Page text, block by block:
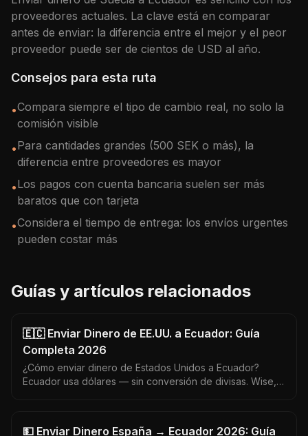
proveedores actuales. La clave está en comparar
antes de enviar: la diferencia entre el mejor y el peor
proveedor puede ser de cientos de USD al año.
Consejos para esta ruta
•Compara siempre el tipo de cambio real, no solo la
comisión visible
•Para cantidades grandes (500 SEK o más), la
diferencia entre proveedores es mayor
•Los pagos con cuenta bancaria suelen ser más
baratos que con tarjeta
•Considera el tiempo de entrega: los envíos urgentes
pueden costar más
Guías y artículos relacionados
🇪🇨 Enviar Dinero de EE.UU. a Ecuador: Guía
Completa 2026
¿Cómo enviar dinero de Estados Unidos a Ecuador?
Ecuador usa dólares — sin conversión de divisas. Wise,
💵 Enviar Dinero España → Ecuador 2026: Guía